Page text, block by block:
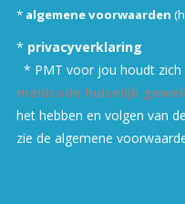
* algemene voorwaarden
* privacyverklaring
* PMT voor jou houdt zich
meldcode huiselijk
het hebben en volgen van
zie de algemene